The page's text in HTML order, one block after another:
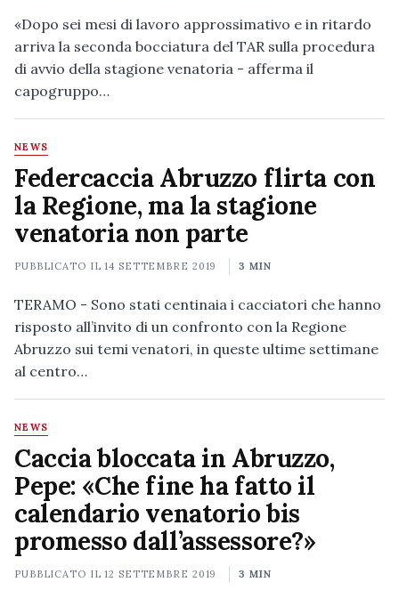
«Dopo sei mesi di lavoro approssimativo e in ritardo
arriva la seconda bocciatura del TAR sulla procedura
di avvio della stagione venatoria - afferma il
capogruppo…
NEWS
Federcaccia Abruzzo flirta con
la Regione, ma la stagione
venatoria non parte
PUBBLICATO IL14 SETTEMBRE 2019 3 MIN
TERAMO - Sono stati centinaia i cacciatori che hanno
risposto all’invito di un confronto con la Regione
Abruzzo sui temi venatori, in queste ultime settimane
al centro…
NEWS
Caccia bloccata in Abruzzo,
Pepe: «Che fine ha fatto il
calendario venatorio bis
promesso dall’assessore?»
PUBBLICATO IL12 SETTEMBRE 2019 3 MIN